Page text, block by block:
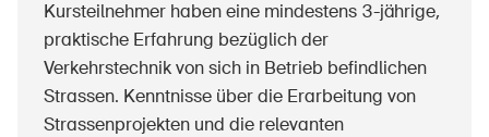
Kursteilnehmer haben eine mindestens 3-jährige,
praktische Erfahrung bezüglich der
Verkehrstechnik von sich in Betrieb befindlichen
Strassen. Kenntnisse über die Erarbeitung von
Strassenprojekten und die relevanten